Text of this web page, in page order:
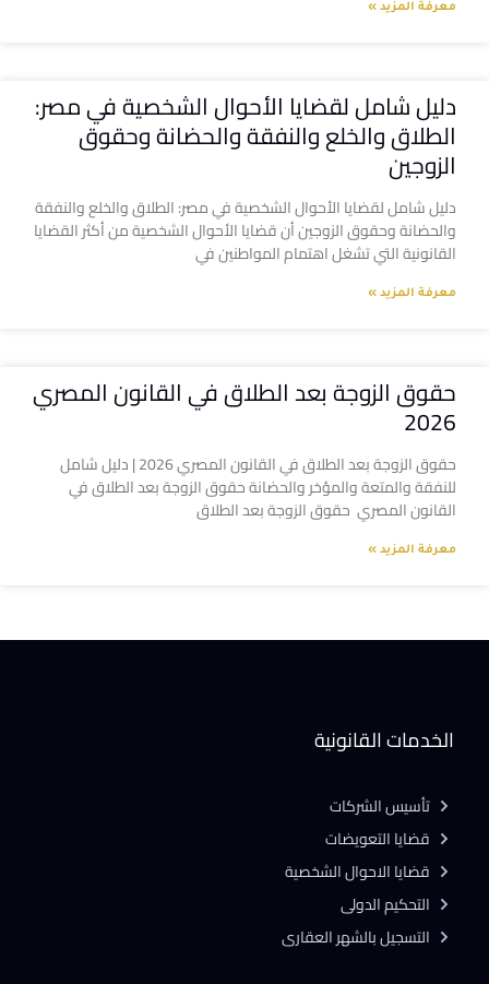
معرفة المزيد »
دليل شامل لقضايا الأحوال الشخصية في مصر:
الطلاق والخلع والنفقة والحضانة وحقوق
الزوجين
دليل شامل لقضايا الأحوال الشخصية في مصر: الطلاق والخلع والنفقة
والحضانة وحقوق الزوجين أن قضايا الأحوال الشخصية من أكثر القضايا
القانونية التي تشغل اهتمام المواطنين في
معرفة المزيد »
حقوق الزوجة بعد الطلاق في القانون المصري
2026
حقوق الزوجة بعد الطلاق في القانون المصري 2026 | دليل شامل
للنفقة والمتعة والمؤخر والحضانة حقوق الزوجة بعد الطلاق في
القانون المصري حقوق الزوجة بعد الطلاق
معرفة المزيد »
الخدمات القانونية
تأسيس الشركات
قضايا التعويضات
قضايا الاحوال الشخصية
التحكيم الدولى
التسجيل بالشهر العقارى